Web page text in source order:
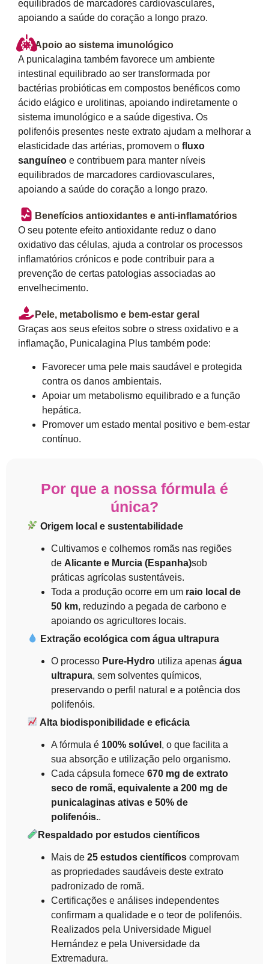
equilibrados de marcadores cardiovasculares,
apoiando a saúde do coração a longo prazo.
Apoio ao sistema imunológico
A punicalagina também favorece um ambiente
intestinal equilibrado ao ser transformada por
bactérias probióticas em compostos benéficos como
ácido elágico e urolitinas, apoiando indiretamente o
sistema imunológico e a saúde digestiva. Os
polifenóis presentes neste extrato ajudam a melhorar a
elasticidade das artérias, promovem o fluxo
sanguíneo e contribuem para manter níveis
equilibrados de marcadores cardiovasculares,
apoiando a saúde do coração a longo prazo.
Benefícios antioxidantes e anti-inflamatórios
O seu potente efeito antioxidante reduz o dano
oxidativo das células, ajuda a controlar os processos
inflamatórios crónicos e pode contribuir para a
prevenção de certas patologias associadas ao
envelhecimento.
Pele, metabolismo e bem-estar geral
Graças aos seus efeitos sobre o stress oxidativo e a
inflamação, Punicalagina Plus também pode:
Favorecer uma pele mais saudável e protegida
contra os danos ambientais.
Apoiar um metabolismo equilibrado e a função
hepática.
Promover um estado mental positivo e bem-estar
contínuo.
Por que a nossa fórmula é
única?
Origem local e sustentabilidade
Cultivamos e colhemos romãs nas regiões
de Alicante e Murcia (Espanha)sob
práticas agrícolas sustentáveis.
Toda a produção ocorre em um raio local de
50 km, reduzindo a pegada de carbono e
apoiando os agricultores locais.
Extração ecológica com água ultrapura
O processo Pure-Hydro utiliza apenas água
ultrapura, sem solventes químicos,
preservando o perfil natural e a potência dos
polifenóis.
Alta biodisponibilidade e eficácia
A fórmula é 100% solúvel , o que facilita a
sua absorção e utilização pelo organismo.
Cada cápsula fornece 670 mg de extrato
seco de romã, equivalente a 200 mg de
punicalaginas ativas e 50% de
polifenóis..
Respaldado por estudos científicos
Mais de 25 estudos científicos comprovam
as propriedades saudáveis deste extrato
padronizado de romã.
Certificações e análises independentes
confirmam a qualidade e o teor de polifenóis.
Realizados pela Universidade Miguel
Hernández e pela Universidade da
Extremadura.